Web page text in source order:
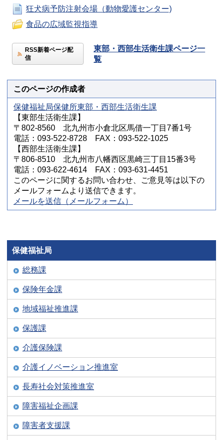
狂犬病予防注射会場（動物愛護センター)
食品の広域監視指導
RSS新着ページ配
信
東部・西部生活衛生課ページ一
覧
このページの作成者
保健福祉局保健所東部・西部生活衛生課
【東部生活衛生課】
〒802-8560 北九州市小倉北区馬借一丁目7番1号
電話：093-522-8728 FAX：093-522-1025
【西部生活衛生課】
〒806-8510 北九州市八幡西区黒崎三丁目15番3号
電話：093-622-4614 FAX：093-631-4451
このページに関するお問い合わせ、ご意見等は以下の
メールフォームより送信できます。
メールを送信（メールフォーム）
保健福祉局
総務課
保険年金課
地域福祉推進課
保護課
介護保険課
介護イノベーション推進室
長寿社会対策推進室
障害福祉企画課
障害者支援課